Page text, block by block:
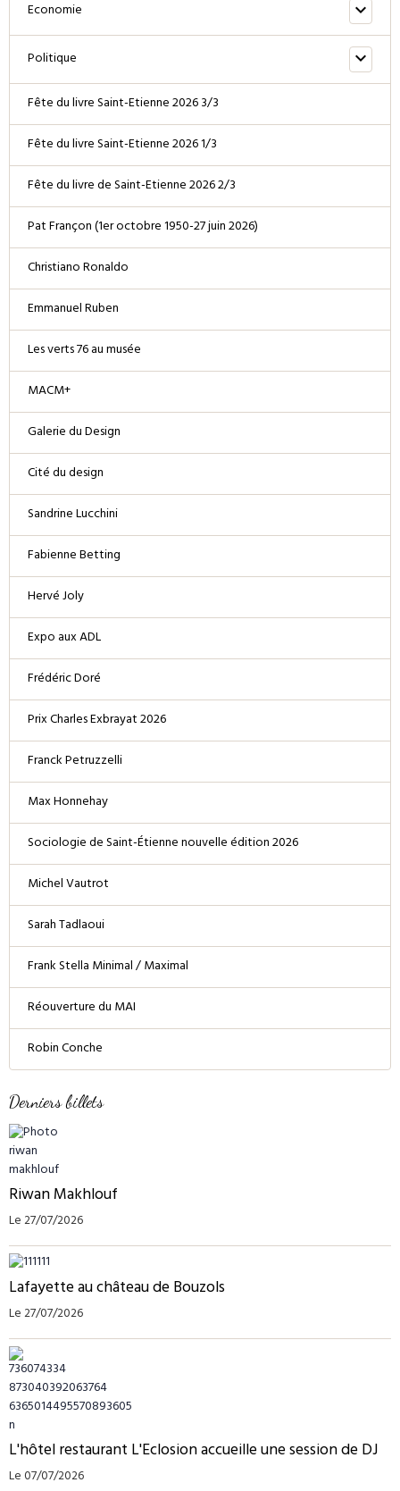
Economie
Politique
Fête du livre Saint-Etienne 2026 3/3
Fête du livre Saint-Etienne 2026 1/3
Fête du livre de Saint-Etienne 2026 2/3
Pat Françon (1er octobre 1950-27 juin 2026)
Christiano Ronaldo
Emmanuel Ruben
Les verts 76 au musée
MACM+
Galerie du Design
Cité du design
Sandrine Lucchini
Fabienne Betting
Hervé Joly
Expo aux ADL
Frédéric Doré
Prix Charles Exbrayat 2026
Franck Petruzzelli
Max Honnehay
Sociologie de Saint-Étienne nouvelle édition 2026
Michel Vautrot
Sarah Tadlaoui
Frank Stella Minimal / Maximal
Réouverture du MAI
Robin Conche
Derniers billets
Riwan Makhlouf
Le 27/07/2026
Lafayette au château de Bouzols
Le 27/07/2026
L'hôtel restaurant L'Eclosion accueille une session de DJ
Le 07/07/2026